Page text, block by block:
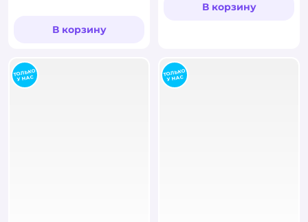
В корзину
В корзину